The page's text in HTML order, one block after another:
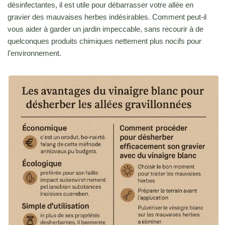
désinfectantes, il est utile pour débarrasser votre allée en
gravier des mauvaises herbes indésirables. Comment peut-il
vous aider à garder un jardin impeccable, sans recourir à de
quelconques produits chimiques nettement plus nocifs pour
l’environnement.